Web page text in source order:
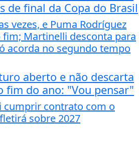
de final da Copa do Brasil
vezes, e Puma Rodríguez
Martinelli desconta para
acorda no segundo tempo
aberto e não descarta
fim do ano: "Vou pensar"
cumprir contrato com o
sobre 2027